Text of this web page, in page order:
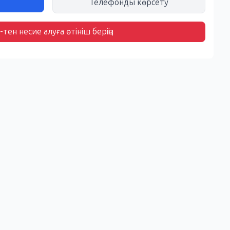
Телефонды көрсету
несие алуға өтініш беріңіз